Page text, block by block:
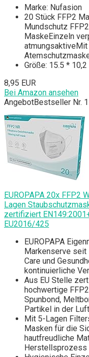
Marke: Nufasion
20 Stück FFP2
Mundschutz
MaskeEinzeln
Größe: 15.5 * 10,2
8,95 EUR
Bei Amazon ansehen
AngebotBestseller Nr.
EUROPAPA 20x FFP2
Lagen
zertifiziert
EU2016/425
EUROPAPA
Markenserve seit
Care und
kontinuierliche
Aus EU Stelle
hochwertige
Spunbond,
Partikel in der
Mit 5-Lagen
Masken für die
hautfreudliche
Herstellsprozess